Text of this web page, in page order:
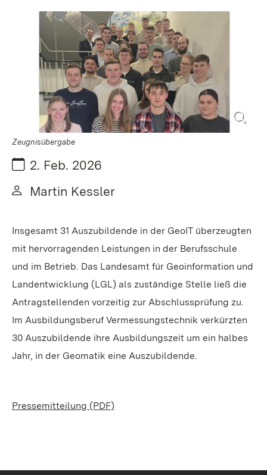
Zeugnisübergabe
Datum:
2. Feb. 2026
Von:
Martin Kessler
Insgesamt 31 Auszubildende in der GeoIT überzeugten
mit hervorragenden Leistungen in der Berufsschule
und im Betrieb. Das Landesamt für Geoinformation und
Landentwicklung (LGL) als zuständige Stelle ließ die
Antragstellenden vorzeitig zur Abschlussprüfung zu.
Im Ausbildungsberuf Vermessungstechnik verkürzten
30 Auszubildende ihre Ausbildungszeit um ein halbes
Jahr, in der Geomatik eine Auszubildende.
Pressemitteilung (PDF)